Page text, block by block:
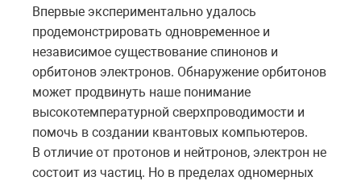
Впервые экспериментально удалось
продемонстрировать одновременное и
независимое существование спинонов и
орбитонов электронов. Обнаружение орбитонов
может продвинуть наше понимание
высокотемпературной сверхпроводимости и
помочь в создании квантовых компьютеров.
В отличие от протонов и нейтронов, электрон не
состоит из частиц. Но в пределах одномерных